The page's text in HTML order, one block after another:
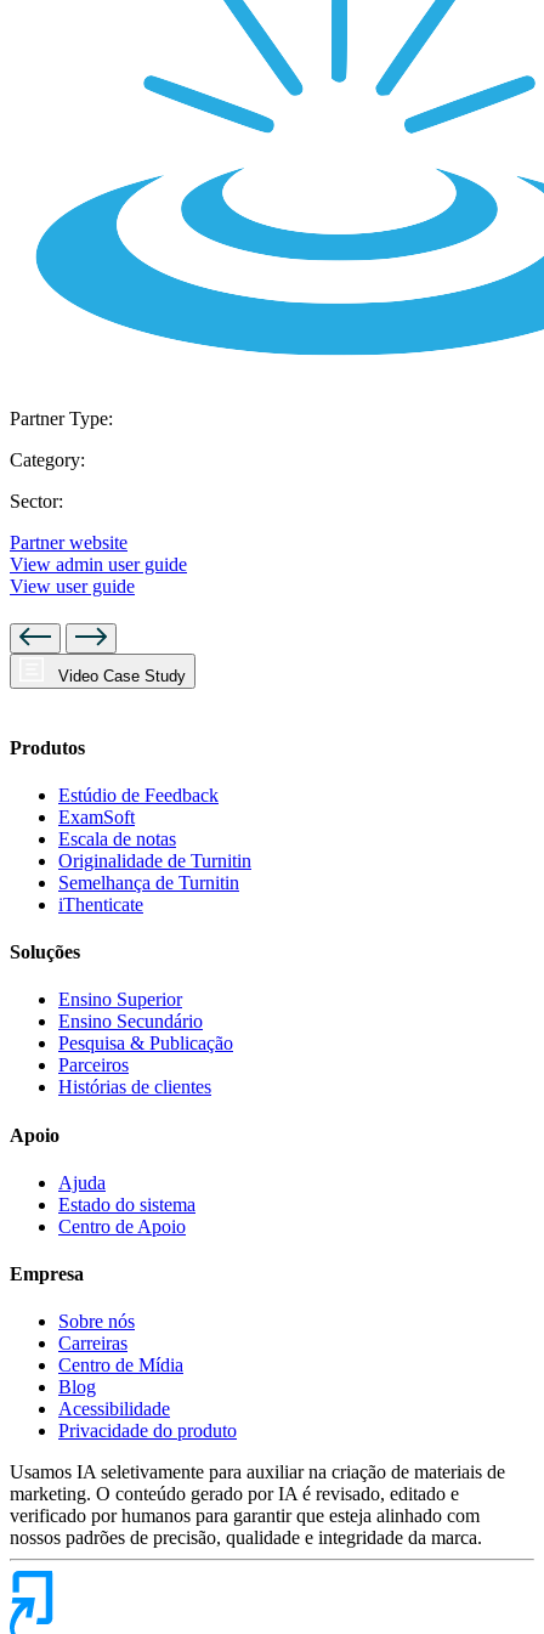
Partner Type:
Category:
Sector:
Partner website
View admin user guide
View user guide
Video Case Study
Produtos
Estúdio de Feedback
ExamSoft
Escala de notas
Originalidade de Turnitin
Semelhança de Turnitin
iThenticate
Soluções
Ensino Superior
Ensino Secundário
Pesquisa & Publicação
Parceiros
Histórias de clientes
Apoio
Ajuda
Estado do sistema
Centro de Apoio
Empresa
Sobre nós
Carreiras
Centro de Mídia
Blog
Acessibilidade
Privacidade do produto
Usamos IA seletivamente para auxiliar na criação de materiais de
marketing. O conteúdo gerado por IA é revisado, editado e
verificado por humanos para garantir que esteja alinhado com
nossos padrões de precisão, qualidade e integridade da marca.